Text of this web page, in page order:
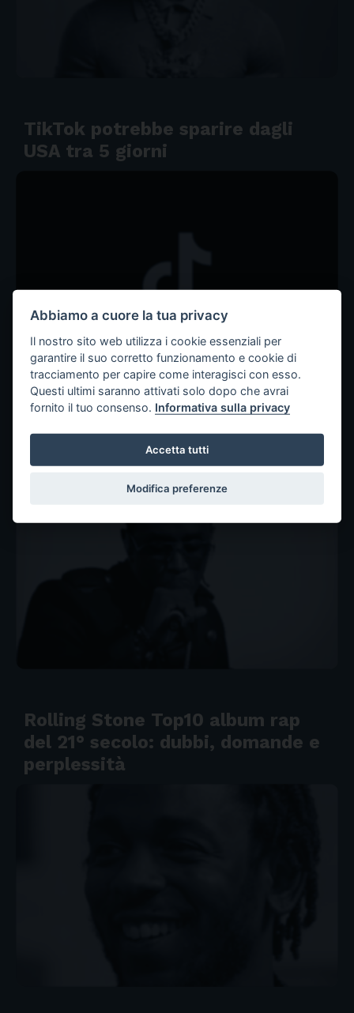
TikTok potrebbe sparire dagli
USA tra 5 giorni
un’altra vittima minorenne
Rolling Stone Top10 album rap
del 21° secolo: dubbi, domande e
perplessità
Abbiamo a cuore la tua privacy
Il nostro sito web utilizza i cookie essenziali per
garantire il suo corretto funzionamento e cookie di
tracciamento per capire come interagisci con esso.
Questi ultimi saranno attivati solo dopo che avrai
fornito il tuo consenso. Informativa sulla privacy
Accetta tutti
Modifica preferenze